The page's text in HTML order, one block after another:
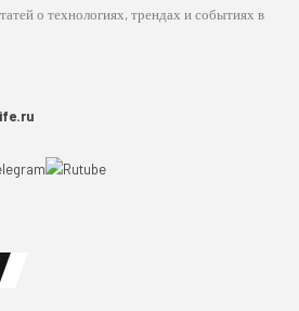
о технологиях, трендах и событиях в